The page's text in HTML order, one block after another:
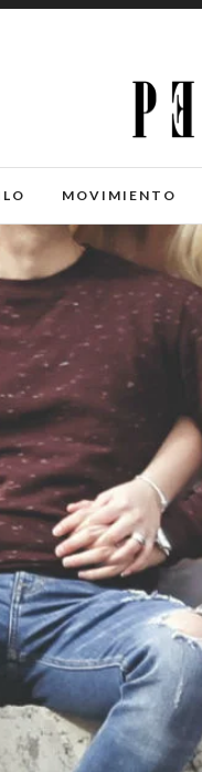
MOVIMIENTO